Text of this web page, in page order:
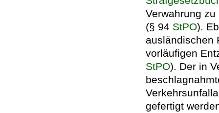
Verwahrung
(§ 94 StPO).
ausländischen
vorläufigen
StPO). Der in
gefertigt